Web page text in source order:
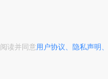
阅读并同意用户协议、 隐私声明、